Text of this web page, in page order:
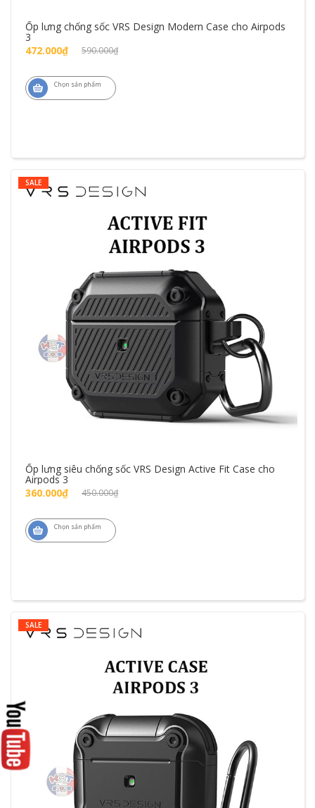
Ốp lưng chống sốc VRS Design Modern Case cho Airpods
3
472.000₫
590.000₫
Chọn sản phẩm
SALE
Ốp lưng siêu chống sốc VRS Design Active Fit Case cho
Airpods 3
360.000₫
450.000₫
Chọn sản phẩm
SALE